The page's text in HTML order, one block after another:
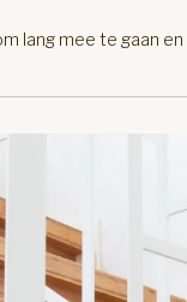
lang mee te gaan